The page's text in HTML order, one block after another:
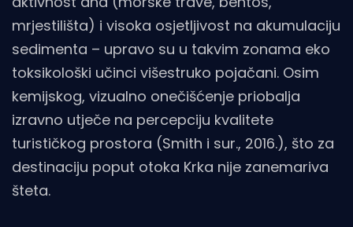
mrjestilišta) i visoka osjetljivost na akumulaciju
sedimenta – upravo su u takvim zonama eko
toksikološki učinci višestruko pojačani. Osim
kemijskog, vizualno onečišćenje priobalja
izravno utječe na percepciju kvalitete
turističkog prostora (Smith i sur., 2016.), što za
destinaciju poput otoka Krka nije zanemariva
šteta.